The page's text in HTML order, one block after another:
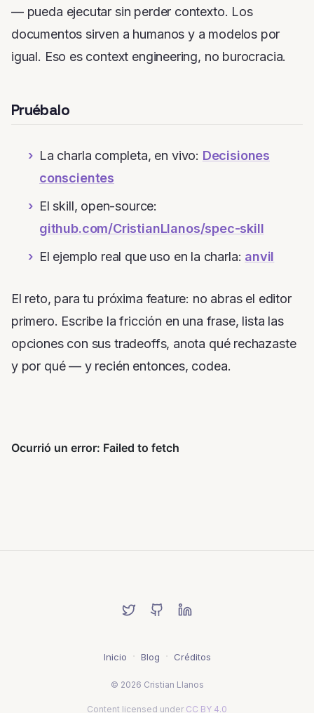
— pueda ejecutar sin perder contexto. Los
documentos sirven a humanos ya modelos por
igual. Eso es context engineering, no burocracia.
Pruébalo
La charla completa, en vivo: Decisiones
conscientes
El skill, open-source:
github.com/CristianLlanos/spec-skill
El ejemplo real que uso en la charla: anvil
El reto, para tu próxima feature: no abras el editor
primero. Escribe la fricción en una frase, lista las
opciones con sus tradeoffs, anota qué rechazaste
y por qué — y recién entonces, codea.
Inicio · Blog · Créditos
© 2026 Cristian Llanos
Content licensed under CC BY 4.0